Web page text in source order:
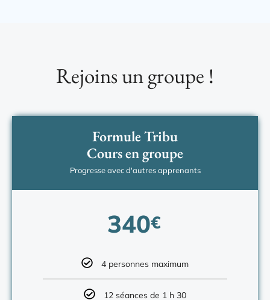
Rejoins un groupe !
Formule Tribu
Cours en groupe
Progresse avec d'autres apprenants
340€
4 personnes maximum
12 séances de 1 h 30